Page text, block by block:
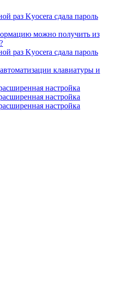
раз Kyocera сдала пароль
можно получить из
раз Kyocera сдала пароль
клавиатуры и
настройка
настройка
настройка